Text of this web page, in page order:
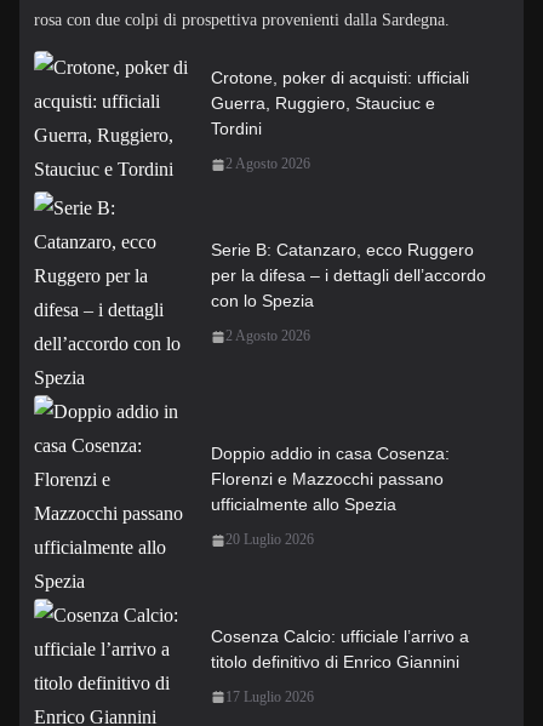
rosa con due colpi di prospettiva provenienti dalla Sardegna.
Crotone, poker di acquisti: ufficiali
Guerra, Ruggiero, Stauciuc e
Tordini
2 Agosto 2026
Serie B: Catanzaro, ecco Ruggero
per la difesa – i dettagli dell’accordo
con lo Spezia
2 Agosto 2026
Doppio addio in casa Cosenza:
Florenzi e Mazzocchi passano
ufficialmente allo Spezia
20 Luglio 2026
Cosenza Calcio: ufficiale l’arrivo a
titolo definitivo di Enrico Giannini
17 Luglio 2026